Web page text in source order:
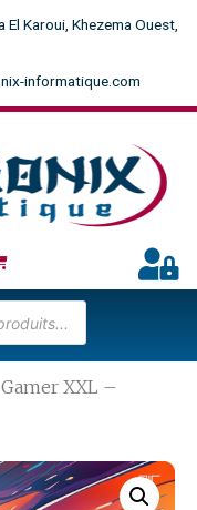
Karoui, Khezema Ouest,
informatique.com
XXL –